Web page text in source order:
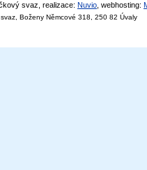
svaz, realizace: Nuvio , webhosting:
Boženy Němcové 318, 250 82 Úvaly